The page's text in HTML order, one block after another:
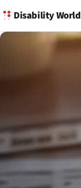
Disability World